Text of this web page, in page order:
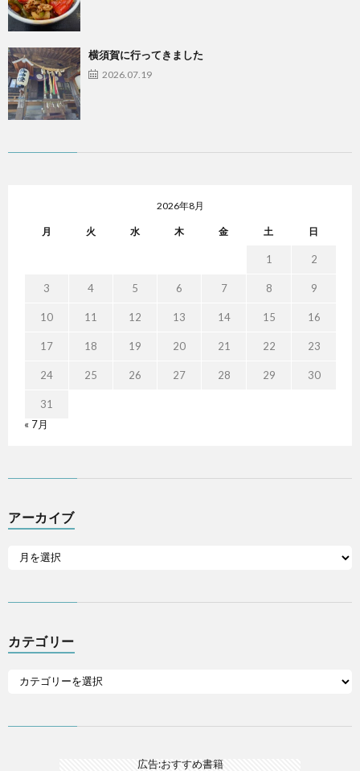
横須賀に行ってきました
2026.07.19
2026年8月
月 火 水 木 金 土 日
1 2
3 4 5 6 7 8 9
10 11 12 13 14 15 16
17 18 19 20 21 22 23
24 25 26 27 28 29 30
31
« 7月
アーカイブ
カテゴリー
広告:おすすめ書籍